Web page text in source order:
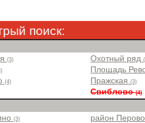
поиск:
(3)
(4)
Охотный ряд
Площадь
Пражская(3)
Свиблово(4)
(3) район